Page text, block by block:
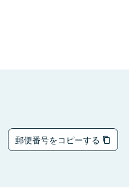
郵便番号をコピーする